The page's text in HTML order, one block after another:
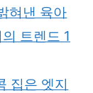
혀낸 육아
트렌드 1
집은 엣지